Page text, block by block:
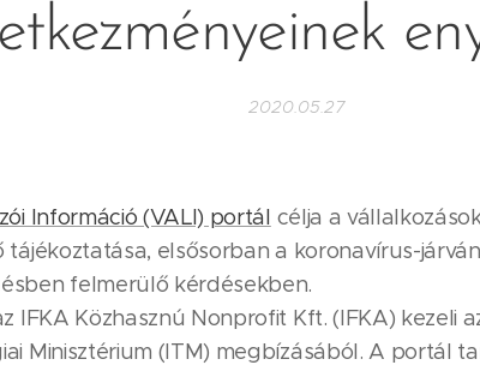
2020.05.27
Információ (VALI) portál célja a
tájékoztatása, elsősorban a koronavírus-
felmerülő kérdésekben.
IFKA Közhasznú Nonprofit Kft. (IFKA) kezeli
Minisztérium (ITM) megbízásából. A portál